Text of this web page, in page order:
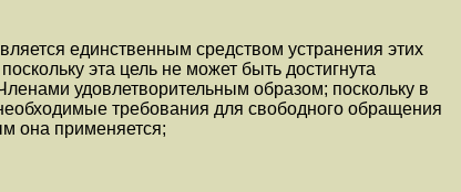
единственным средством устранения этих
эта цель не может быть достигнута
удовлетворительным образом; поскольку в
требования для свободного обращения
она применяется;